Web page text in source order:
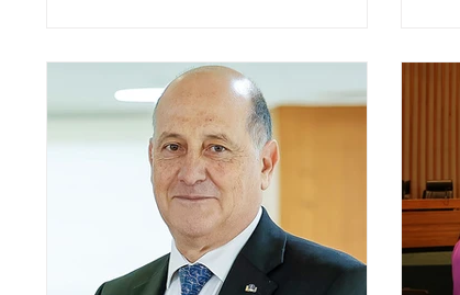
vice-presidente. A convenção contou
com a presença do presidente nacional
do partido, Eduardo Ribeiro, e do senador
Eduardo Girão, filiado ao Novo desde
fevereiro de 2023. Formado em
administração de empresas pela Fundaç